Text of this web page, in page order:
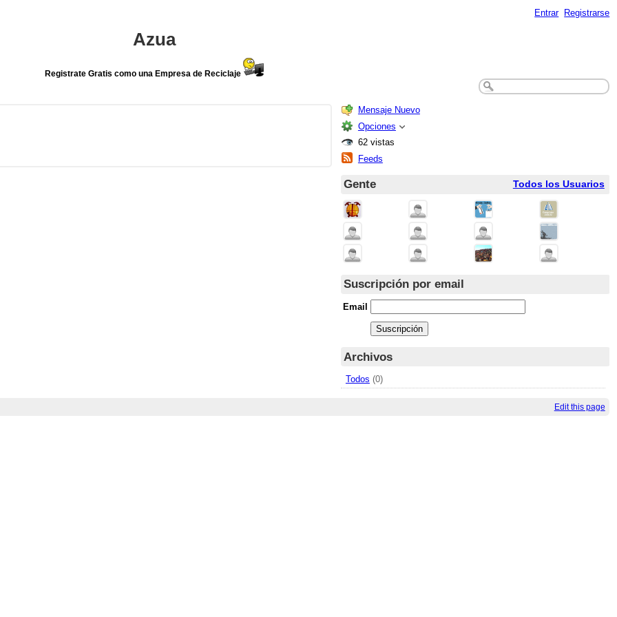
Entrar Registrarse
Azua
Registrate Gratis como una Empresa de Reciclaje
Mensaje Nuevo
Opciones
62 vistas
Feeds
Todos los Usuarios
Gente
Suscripción por email
Email
Archivos
Todos (0)
Edit this page